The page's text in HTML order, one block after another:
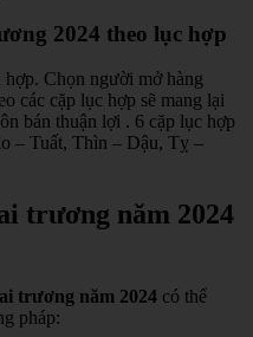
2024 theo lục hợp
Chọn người mở hàng
các cặp lục hợp sẽ mang lại
bán thuận lợi . 6 cặp lục hợp
– Tuất, Thìn – Dậu, Tỵ –
trương năm 2024
trương năm 2024 có thể
pháp: